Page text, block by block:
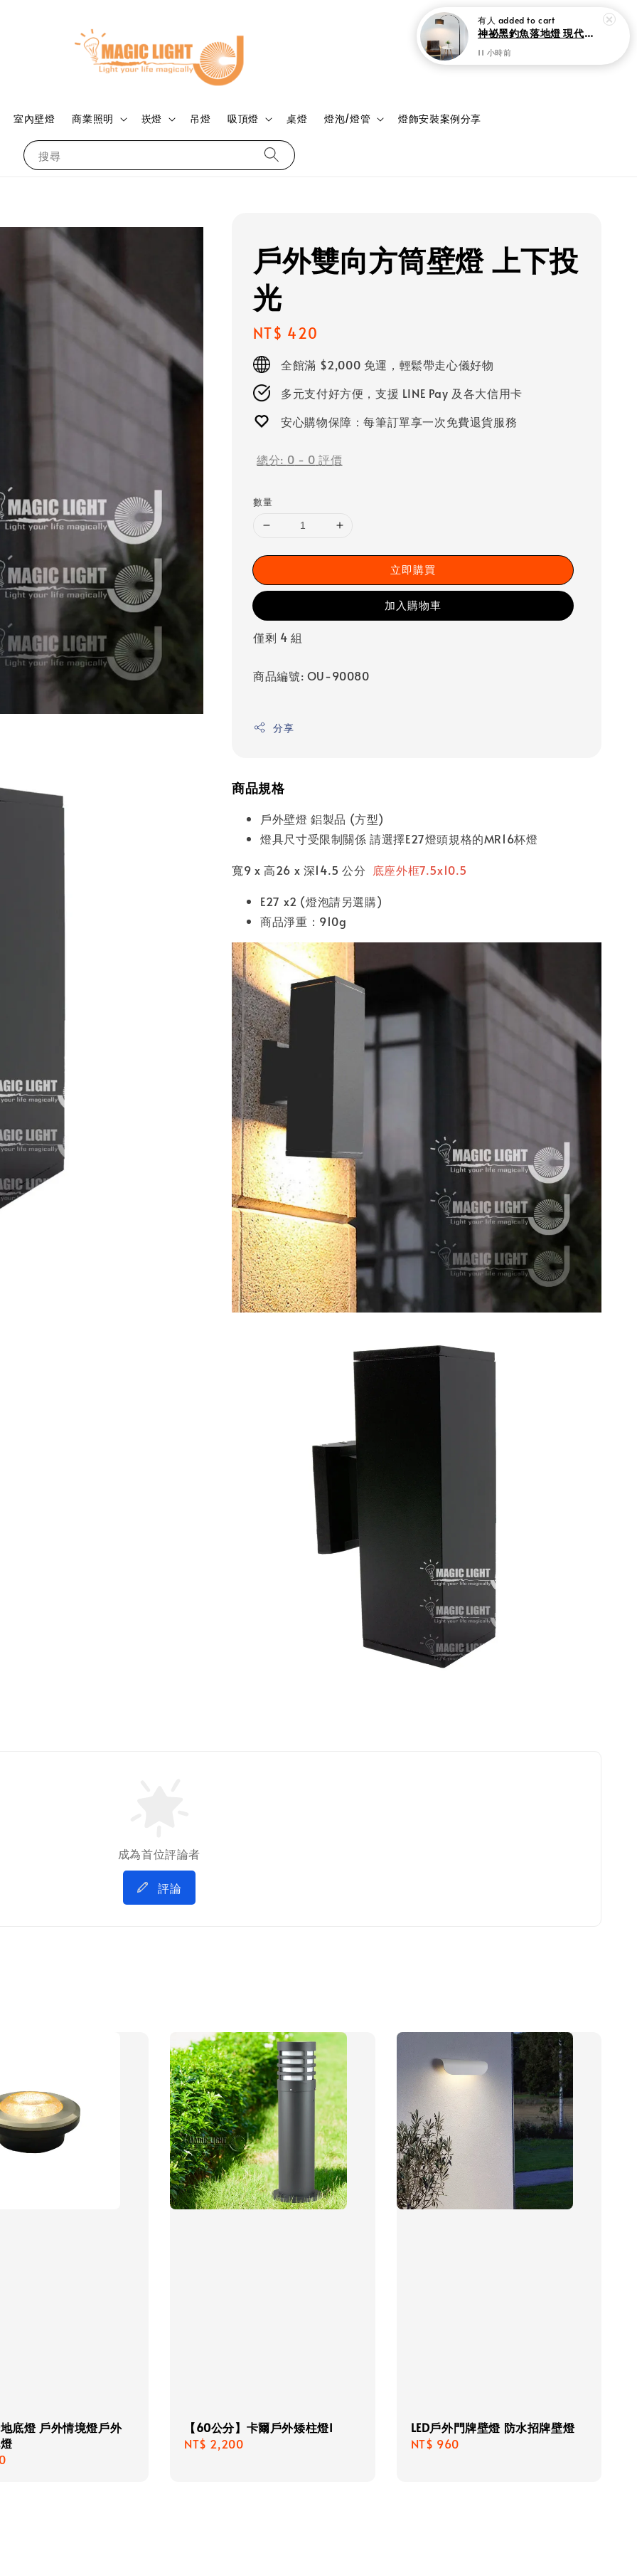
搜尋
室內壁燈 商業照明 崁燈 吊燈 吸頂燈 桌燈 燈泡/燈管 燈飾安裝案例分享
登入
戶外雙向方筒壁燈 上下投
光
Regular
price
NT$ 420
全館滿 $2,000 免運，輕鬆帶走心儀好物
多元支付好方便，支援 LINE Pay 及各大信用卡
安心購物保障：每筆訂單享一次免費退貨服務
總分: 0 - 0 評價
數量
立即購買
加入購物車
僅剩 4 組
商品編號: OU-90080
分享
商品規格
戶外壁燈 鋁製品 (方型)
燈具尺寸受限制關係 請選擇E27燈頭規格的MR16杯燈
寬9 x 高26 x 深14.5 公分 底座外框7.5x10.5
E27 x2 (燈泡請另選購)
商品淨重：910g
成為首位評論者
評論
底燈 戶外情境燈戶外
【60公分】卡爾戶外矮柱燈I
Regular
NT$ 2,200
LED戶外門牌壁燈 防水招牌壁燈
Regular
NT$ 960